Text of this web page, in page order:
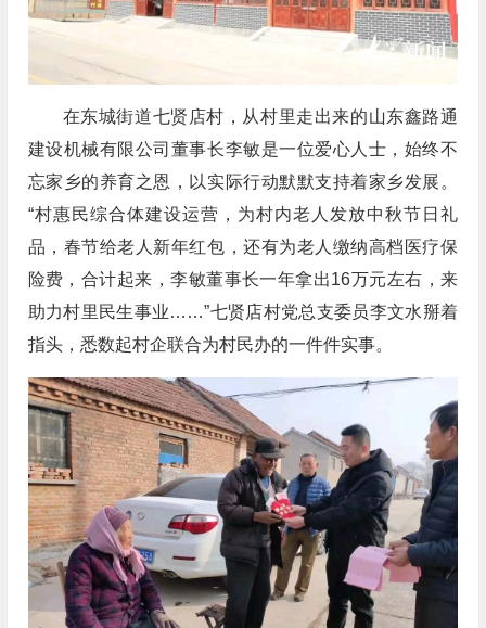
在东城街道七贤店村，从村里走出来的山东鑫路通
建设机械有限公司董事长李敏是一位爱心人士，始终不
忘家乡的养育之恩，以实际行动默默支持着家乡发展。
“村惠民综合体建设运营，为村内老人发放中秋节日礼
品，春节给老人新年红包，还有为老人缴纳高档医疗保
险费，合计起来，李敏董事长一年拿出16万元左右，来
助力村里民生事业……”七贤店村党总支委员李文水掰着
指头，悉数起村企联合为村民办的一件件实事。